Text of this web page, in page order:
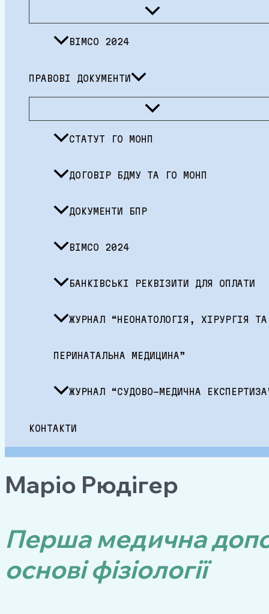
Перемикач
меню
BIMCO 2024
ПРАВОВІ ДОКУМЕНТИ
Перемикач
меню
СТАТУТ ГО МОНП
ДОГОВІР БДМУ ТА ГО МОНП
ДОКУМЕНТИ БПР
BIMCO 2024
БАНКІВСЬКІ РЕКВІЗИТИ ДЛЯ ОПЛАТИ
ЖУРНАЛ “НЕОНАТОЛОГІЯ, ХІРУРГІЯ ТА
ПЕРИНАТАЛЬНА МЕДИЦИНА”
ЖУРНАЛ “СУДОВО-МЕДИЧНА
КОНТАКТИ
Маріо Рюдігер
Перша медична
основі фізіології